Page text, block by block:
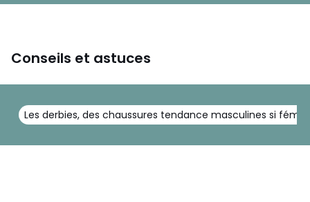
Conseils et astuces
Les derbies, des chaussures tendance masculines si